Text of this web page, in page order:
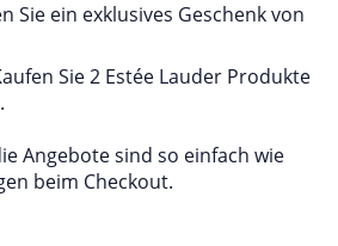
Sie ein exklusives Geschenk von
Sie 2 Estée Lauder Produkte
Angebote sind so einfach wie
beim Checkout.